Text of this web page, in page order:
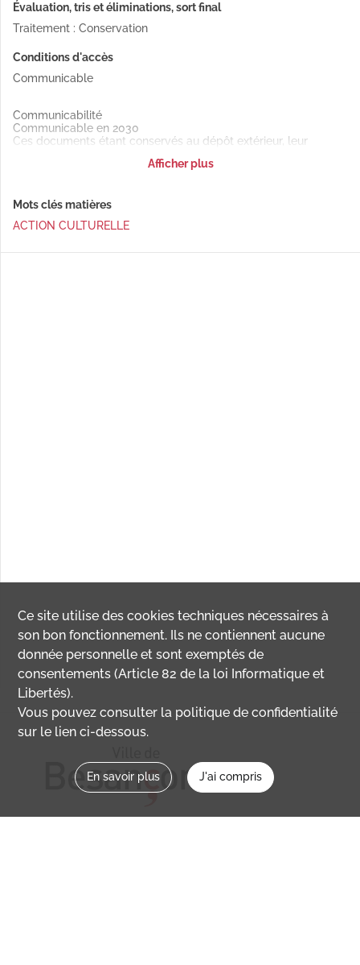
Évaluation, tris et éliminations, sort final
Traitement : Conservation
Conditions d'accès
Communicable
Communicabilité
Communicable en 2030
Ces documents étant conservés au dépôt extérieur, leur
Afficher plus
Mots clés matières
ACTION CULTURELLE
Ce site utilise descookies techniques nécessaires à
son bon fonctionnement. Ils ne contiennent aucune
donnée personnelle et sont exemptés de
consentements (Article 82 de la loi Informatique et
Libertés).
Vous pouvez consulter la politique de confidentialité
sur le lien ci-dessous.
En savoir plus J'ai compris